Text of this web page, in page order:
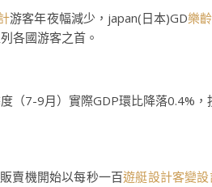
游客年夜幅減少，japan(日本)GD樂
各國游客之首。
（7-9月）實際GDP環比降落0.4%
賣機開始以每秒一百遊艇設計客變設